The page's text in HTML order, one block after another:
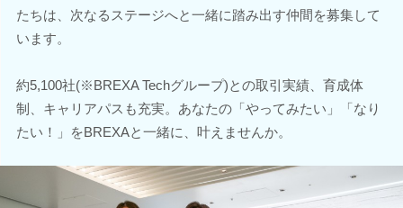
たちは、次なるステージへと一緒に踏み出す仲間を募集して
います。
約5,100社(※BREXA Techグループ)との取引実績、育成体
制、キャリアパスも充実。あなたの「やってみたい」「なり
たい！」をBREXAと一緒に、叶えませんか。